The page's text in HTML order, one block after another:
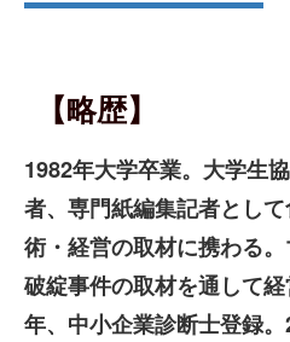
【略歴】
1982年大学卒業。大学生
者、専門紙編集記者とし
術・経営の取材に携わる
破綻事件の取材を通して
年、中小企業診断士登録